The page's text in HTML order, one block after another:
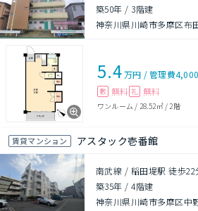
築50年 / 3階建
神奈川県川崎市多摩区布
5.4万円 /管理費
敷 無料 礼 無料
ワンルーム / 28.52㎡/ 2階
賃貸マンション アスタック壱番館
南武線 / 稲田堤駅 徒歩22
築35年 /4階建
神奈川県川崎市多摩区中